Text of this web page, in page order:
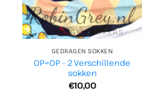
GEDRAGEN SOKKEN
OP=OP – 2 Verschillende
sokken
€10,00